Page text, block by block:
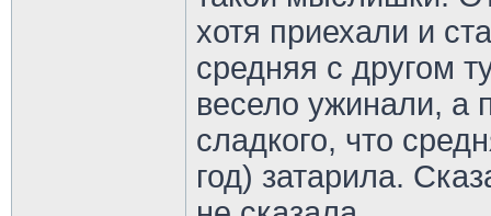
хотя приехали и
средняя с другом
весело ужинали, а
сладкого, что
год) затарила.